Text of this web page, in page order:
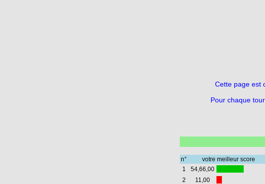
Cette page est
Pour chaque
n° votre meilleur score
1
54,66,00
2
11,00